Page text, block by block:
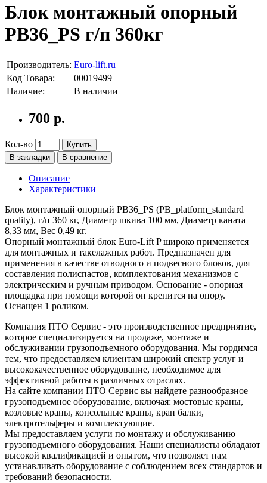
Блок монтажный опорный
PB36_PS г/п 360кг
Производитель: Euro-lift.ru
Код Товара:
00019499
Наличие:
В наличии
700 р.
Кол-во
Купить
В закладки
В сравнение
Описание
Характеристики
Блок монтажный опорный PB36_PS (PB_platform_standard
quality), г/п 360 кг, Диаметр шкива 100 мм, Диаметр каната
8,33 мм, Вес 0,49 кг.
Опорный монтажный блок Euro-Lift P широко применяется
для монтажных и такелажных работ. Предназначен для
применения в качестве отводного и подвесного блоков, для
составления полиспастов, комплектования механизмов с
электрическим и ручным приводом. Основание - опорная
площадка при помощи которой он крепится на опору.
Оснащен 1 роликом.
Компания ПТО Сервис - это производственное предприятие,
которое специализируется на продаже, монтаже и
обслуживании грузоподъемного оборудования. Мы гордимся
тем, что предоставляем клиентам широкий спектр услуг и
высококачественное оборудование, необходимое для
эффективной работы в различных отраслях.
На сайте компании ПТО Сервис вы найдете разнообразное
грузоподъемное оборудование, включая: мостовые краны,
козловые краны, консольные краны, кран балки,
электротельферы и комплектующие.
Мы предоставляем услуги по монтажу и обслуживанию
грузоподъемного оборудования. Наши специалисты обладают
высокой квалификацией и опытом, что позволяет нам
устанавливать оборудование с соблюдением всех стандартов и
требований безопасности.